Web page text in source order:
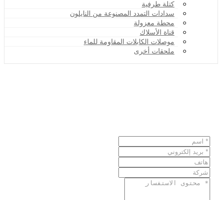
كتلة طرفية
سدادات التمدد المصنوعة من النايلون
محطة معزولة
قناة الأسلاك
موصلات الكابلات المقاومة للماء
ملحقات أخرى